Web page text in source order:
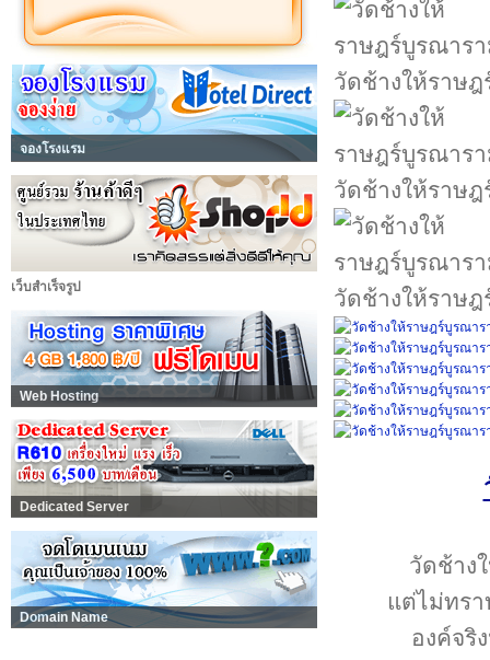
จองโรงแรม
เว็บสำเร็จรูป
Web Hosting
Dedicated Server
Domain Name
วัดช้างให้ราษ
วัดช้างให้ราษ
วัดช้างให้ราษ
วัดช้าง
แต่ไม่ทร
องค์จริ